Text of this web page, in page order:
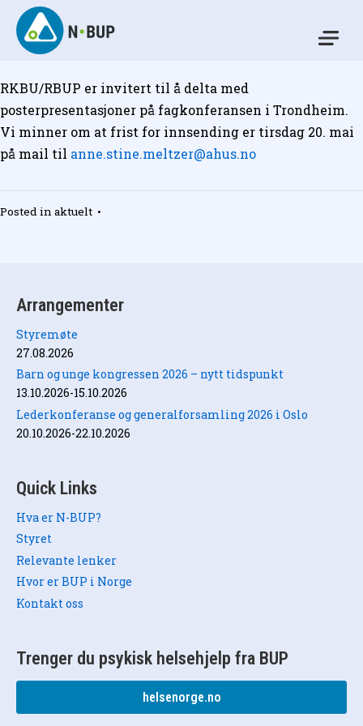
Skip
content
N-BUP
RKBU/RBUP er invitert til å delta med
posterpresentasjoner på fagkonferansen i Trondheim.
Vi minner om at frist for innsending er tirsdag 20. mai
på mail til anne.stine.meltzer@ahus.no
Posted in aktuelt •
Arrangementer
Styremøte
27.08.2026
Barn og unge kongressen 2026 – nytt tidspunkt
13.10.2026-15.10.2026
Lederkonferanse og generalforsamling 2026 i Oslo
20.10.2026-22.10.2026
Quick Links
Hva er N-BUP?
Styret
Relevante lenker
Hvor er BUP i Norge
Kontakt oss
Trenger du psykisk helsehjelp fra BUP
helsenorge.no